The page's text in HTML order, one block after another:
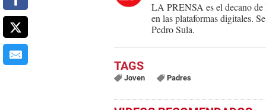
LA PRENSA es el decano de
en las plataformas digitales.
Pedro Sula.
Joven Padres